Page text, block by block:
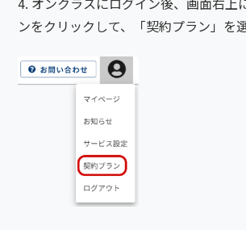
ンをクリックして、「契約プラン」を